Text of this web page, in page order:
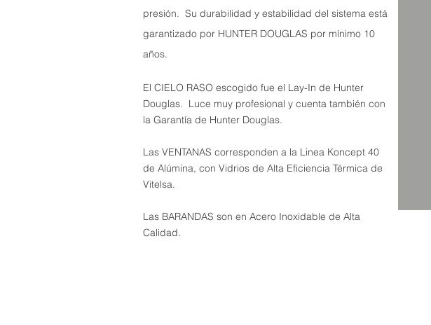
presión. Su durabilidad y estabilidad del sistema está
garantizado por HUNTER DOUGLAS por mínimo 10
años.
El CIELO RASO escogido fue el Lay-In de Hunter
Douglas. Luce muy profesional y cuenta también con
la Garantía de Hunter Douglas.
Las VENTANAS corresponden a la Linea Koncept 40
de Alúmina, con Vidrios de Alta Eficiencia Térmica de
Vitelsa.
Las BARANDAS son en Acero Inoxidable de Alta
Calidad.